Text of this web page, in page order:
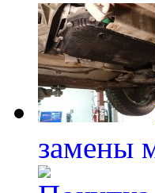
замены